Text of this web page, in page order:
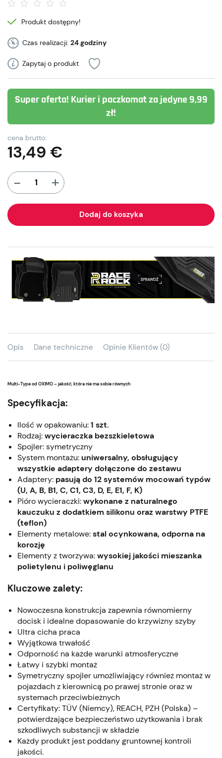
Produkt dostępny!
Czas realizacji: 24 godziny
Zapytaj o produkt
Super oferta! Kurier i paczkomat za jedyne 9,99
zł!
cena brutto:
13,49 €
- +
Dodaj do koszyka
Opis Dane techniczne Opinie Klientów (0)
Multi-Type od OXIMO – jakość, która nie ma sobie równych
Specyfikacja:
Ilość w opakowaniu:1 szt.
Rodzaj:wycieraczka bezszkieletowa
Spojler: symetryczny
System montażu: uniwersalny, obsługujący
wszystkie adaptery dołączone do zestawu
Adaptery: pasują do 12 systemów mocowań typów
(U, A, B, B1, C, C1, C3, D, E, E1, F, K)
Pióro wycieraczki:wykonane z naturalnego
kauczuku z dodatkiem silikonu oraz warstwy PTFE
(teflon)
Elementy metalowe:stal ocynkowana, odporna na
korozję
Elementy z tworzywa:wysokiej jakości mieszanka
polietylenu i poliwęglanu
Kluczowe zalety:
Nowoczesna konstrukcja zapewnia równomierny
docisk i idealne dopasowanie do krzywizny szyby
Ultra cicha praca
Wyjątkowa trwałość
Odporność na każde warunki atmosferyczne
Łatwy i szybki montaż
Symetryczny spojler umożliwiający również montaż w
pojazdach z kierownicą po prawej stronie oraz w
systemach przeciwbieżnych
Certyfikaty: TÜV (Niemcy), REACH, PZH (Polska) –
potwierdzające bezpieczeństwo użytkowania i brak
szkodliwych substancji w składzie
Każdy produkt jest poddany gruntownej kontroli
jakości.